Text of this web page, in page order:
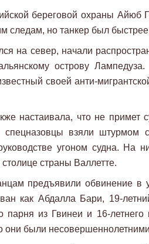
береговой охраны Айюб
следам, но танкер был
на север, начали
острову
своей анти-
настаивала, что не примет
спецназовцы взяли штурмом
угоном судна. На
страны Валлетте.
предъявили обвинение в
как Абдалла Бари, 19-
парня из Гвинеи и 16-
они были